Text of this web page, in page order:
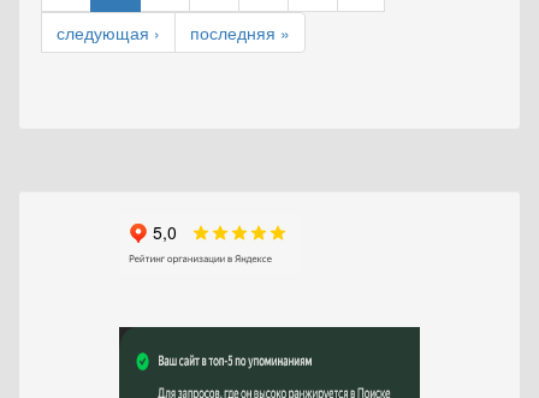
следующая ›
последняя »